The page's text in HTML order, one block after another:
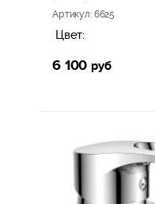
Артикул: 6625
Цвет:
6 100 руб